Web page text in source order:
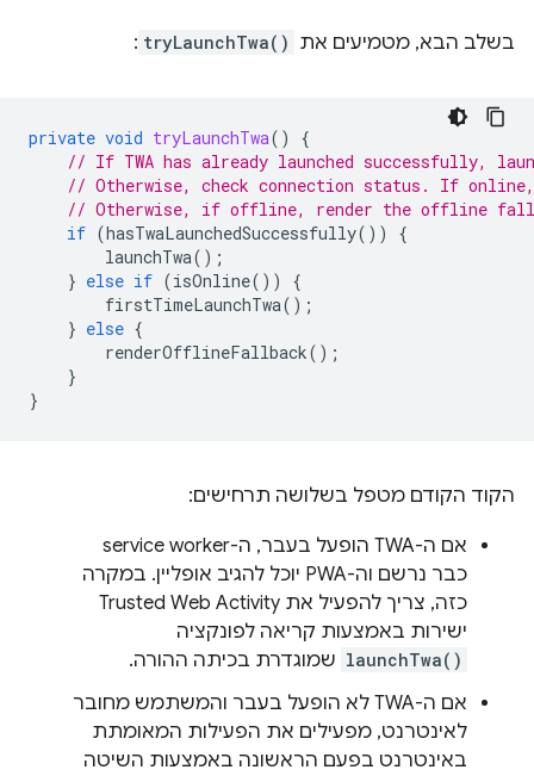
בשלב הבא, מטמיעים את tryLaunchTwa()
:
private void tryLaunchTwa()
{
// If TWA has already launched successfully,
// Otherwise, check connection status. If
// Otherwise, if offline, render the offline
if (hasTwaLaunchedSuccessfully())
{
launchTwa();
} else if (isOnline())
{
firstTimeLaunchTwa();
} else {
renderOfflineFallback();
}
}
הקוד הקודם מטפל בשלושה תרחישים:
אם ה-TWA הופעל בעבר, ה-service worker
כבר נרשם וה-PWA יוכל להגיב אופליין. במקרה
כזה, צריך להפעיל את Trusted Web Activity
ישירות באמצעות קריאה לפונקציה
launchTwa() שמוגדרת בכיתה ההורה.
אם ה-TWA לא הופעל בעבר והמשתמש מחובר
לאינטרנט, מפעילים את הפעילות המאומתת
באינטרנט בפעם הראשונה באמצעות השיטה